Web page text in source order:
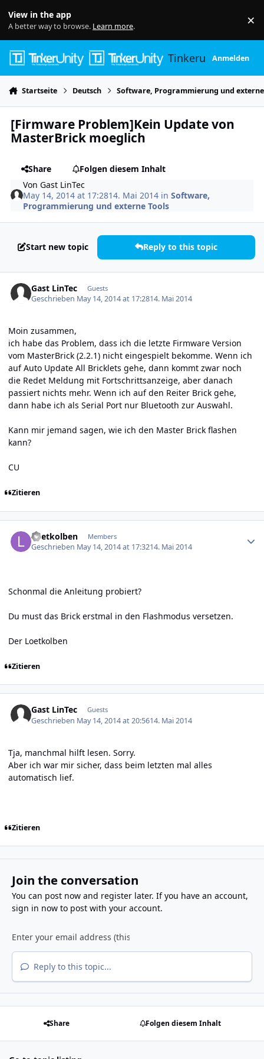
View in the app
A better way to browse. Learn more. ×
TinkerunityAnmelden
Startseite Deutsch Software, Programmierung und
[Firmware Problem]Kein Update von
MasterBrick moeglich
Share
Folgen diesem Inhalt
VonGast LinTec
May 14, 2014 at 17:2814. Mai 2014 inSoftware,
Programmierung und externe Tools
Start new topic Reply to this topic
Gast LinTec Guests
Geschrieben May 14, 2014 at 17:2814. Mai 2014
Moin zusammen,
ich habe das Problem, dass ich die letzte Firmware Version
vom MasterBrick (2.2.1) nicht eingespielt bekomme. Wenn ich
auf Auto Update All Bricklets gehe, dann kommt zwar noch
die Redet Meldung mit Fortschrittsanzeige, aber danach
passiert nichts mehr. Wenn ich auf den Reiter Brick gehe,
dann habe ich als Serial Port nur Bluetooth zur Auswahl.
Kann mir jemand sagen, wie ich den Master Brick flashen
kann?
CU
Zitieren
Loetkolben Members
Geschrieben May 14, 2014 at 17:3214. Mai 2014
Schonmal die Anleitung probiert?
Du must das Brick erstmal in den Flashmodus versetzen.
Der Loetkolben
Zitieren
Gast LinTec Guests
Geschrieben May 14, 2014 at 20:5614. Mai 2014
Tja, manchmal hilft lesen. Sorry.
Aber ich war mir sicher, dass beim letzten mal alles
automatisch lief.
Zitieren
Join the conversation
You can post now and register later. If you have an account,
sign in nowto post with your account.
Reply to this topic...
Share Folgen diesem Inhalt